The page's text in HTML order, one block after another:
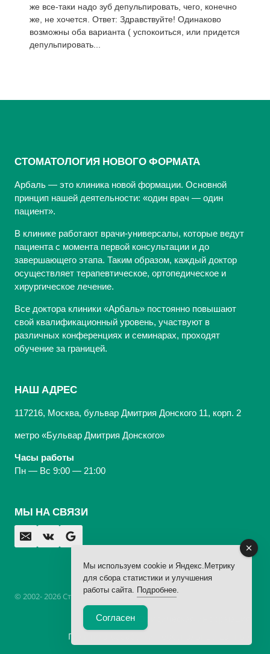
же все-таки надо зуб депульпировать, чего, конечно
же, не хочется. Ответ: Здравствуйте! Одинаково
возможны оба варианта ( успокоиться, или придется
депульпировать...
СТОМАТОЛОГИЯ НОВОГО ФОРМАТА
Арбаль — это клиника новой формации. Основной
принцип нашей деятельности: «один врач — один
пациент».
В клинике работают врачи-универсалы, которые ведут
пациента с момента первой консультации и до
завершающего этапа. Таким образом, каждый доктор
осуществляет терапевтическое, ортопедическое и
хирургическое лечение.
Все доктора клиники «Арбаль» постоянно повышают
свой квалификационный уровень, участвуют в
различных конференциях и семинарах, проходят
обучение за границей.
НАШ АДРЕС
117216, Москва, бульвар Дмитрия Донского 11, корп. 2
метро «Бульвар Дмитрия Донского»
Часы работы
Пн — Вс 9:00 — 21:00
МЫ НА СВЯЗИ
© 2002- 2026 Стоматологическая Клиника «Арбаль»,
Политика обработки персональных данных
Мы используем cookie и Яндекс.Метрику
для сбора статистики и улучшения
работы сайта. Подробнее.
Согласен